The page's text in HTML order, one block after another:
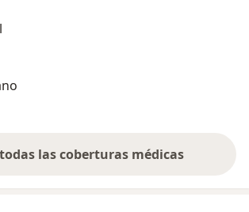
las coberturas médicas